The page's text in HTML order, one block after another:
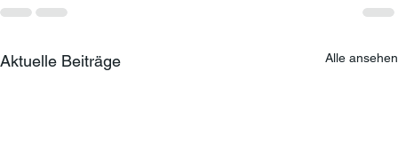
Aktuelle Beiträge Alle ansehen